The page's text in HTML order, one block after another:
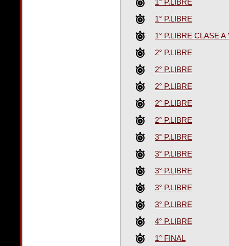
1° P.LIBRE
1° P.LIBRE
1° P.LIBRE CLASE A
2° P.LIBRE
2° P.LIBRE
2° P.LIBRE
2° P.LIBRE
2° P.LIBRE
3° P.LIBRE
3° P.LIBRE
3° P.LIBRE
3° P.LIBRE
3° P.LIBRE
4° P.LIBRE
1° FINAL